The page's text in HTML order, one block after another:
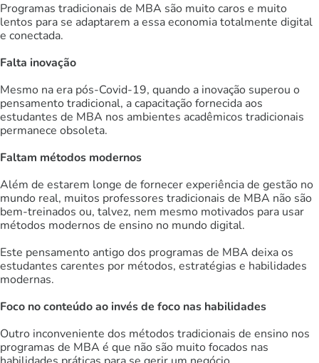
Programas tradicionais de MBA são muito caros e muito
lentos para se adaptarem a essa economia totalmente digital
e conectada.
Falta inovação
Mesmo na era pós-Covid-19, quando a inovação superou o
pensamento tradicional, a capacitação fornecida aos
estudantes de MBA nos ambientes acadêmicos tradicionais
permanece obsoleta.
Faltam métodos modernos
Além de estarem longe de fornecer experiência de gestão no
mundo real, muitos professores tradicionais de MBA não são
bem-treinados ou, talvez, nem mesmo motivados para usar
métodos modernos de ensino no mundo digital.
Este pensamento antigo dos programas de MBA deixa os
estudantes carentes por métodos, estratégias e habilidades
modernas.
Foco no conteúdo ao invés de foco nas habilidades
Outro inconveniente dos métodos tradicionais de ensino nos
programas de MBA é que não são muito focados nas